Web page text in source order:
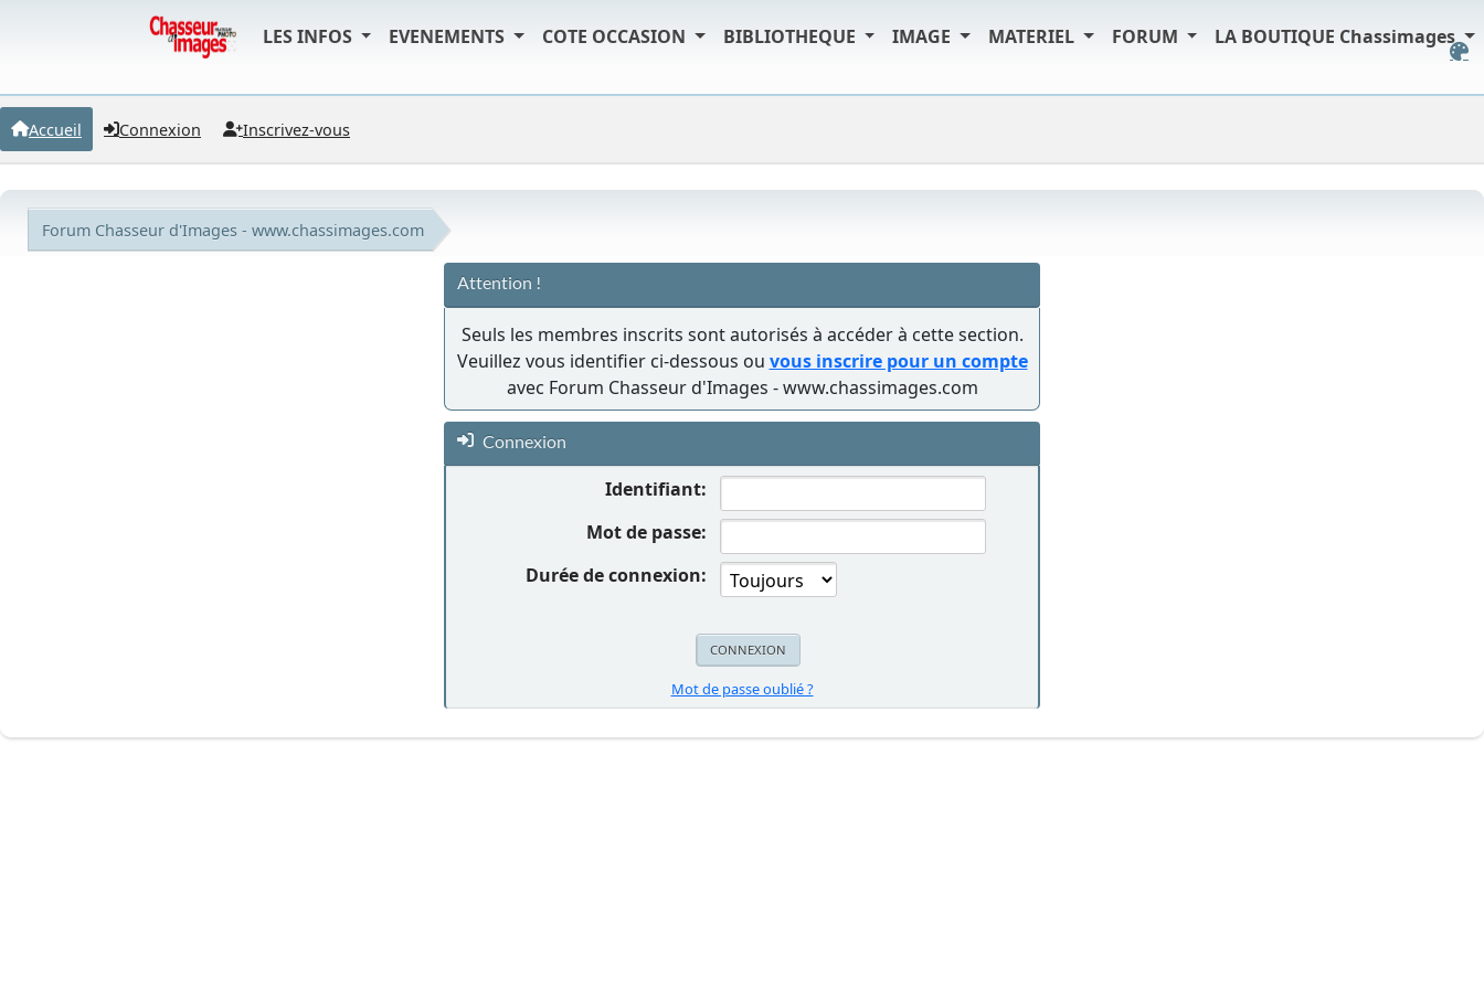
LES INFOS EVENEMENTS COTE OCCASION BIBLIOTHEQUE IMAGE MATERIEL FORUM LA BOUTIQUE Chassimages
Accueil Connexion Inscrivez-vous
Forum Chasseur d'Images - www.chassimages.com
Attention !
Seuls les membres inscrits sont autorisés à accéder à cette section.
Veuillez vous identifier ci-dessous ou vous inscrire pour un compte
avec Forum Chasseur d'Images - www.chassimages.com
Connexion
Identifiant:
Mot de passe:
Durée de connexion:
Mot de passe oublié ?